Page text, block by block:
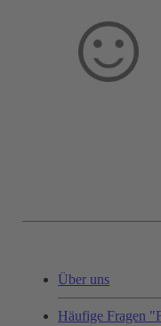
Über uns
Häufige Fragen